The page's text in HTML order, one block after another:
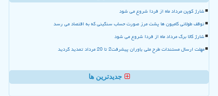
شارژ کوپن مرداد ماه از فردا شروع می شود
توقف طولانی کامیون ها پشت مرز صورت حساب سنگینی که به اقتصاد می رسد
شارژ کالا برگ مرداد ماه از فردا شروع می شود
مهلت ارسال مستندات طرح ملی یاوران پیشرفت2 تا 20 مرداد تمدید گردید
جدیدترین ها